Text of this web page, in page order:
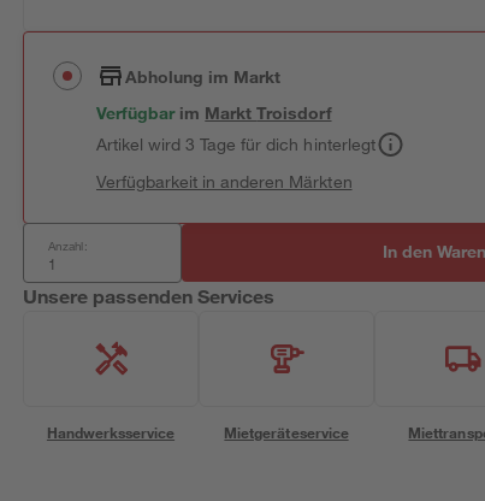
Abholung im Markt
Verfügbar im MarktTroisdorf
Artikel wird 3 Tage für dich hinterlegt
Verfügbarkeit in anderen Märkten
Anzahl: In den
Unsere passenden Services
Handwerksservice Mietgeräteservice